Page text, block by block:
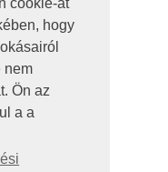
cookie-at
hogy
nem
Ön az
a a